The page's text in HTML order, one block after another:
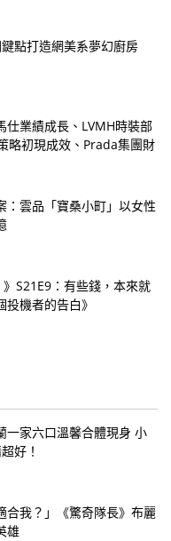
點打造網美系夢幻廚房
仕業績成長、LVMH時裝部
略初現成效、Prada集團財
：雲品「寶桑小町」以女性
S21E9：有些錢，本來就
機者的告白》
一家六口溫馨合體現身 小
好！
合我？」《驚奇隊長》布麗
雄